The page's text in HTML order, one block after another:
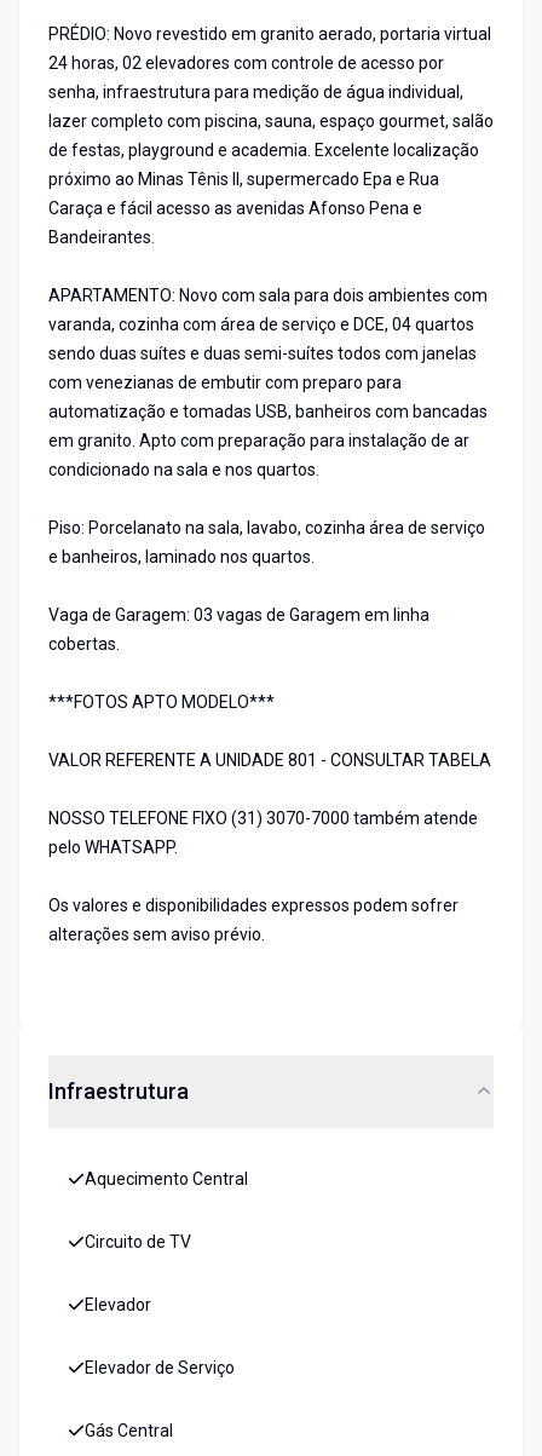
PRÉDIO: Novo revestido em granito aerado, portaria virtual
24 horas, 02 elevadores com controle de acesso por
senha, infraestrutura para medição de água individual,
lazer completo com piscina, sauna, espaço gourmet, salão
de festas, playground e academia. Excelente localização
próximo ao Minas Tênis II, supermercado Epa e Rua
Caraça e fácil acesso as avenidas Afonso Pena e
Bandeirantes.
APARTAMENTO: Novo com sala para dois ambientes com
varanda, cozinha com área de serviço e DCE, 04 quartos
sendo duas suítes e duas semi-suítes todos com janelas
com venezianas de embutir com preparo para
automatização e tomadas USB, banheiros com bancadas
em granito. Apto com preparação para instalação de ar
condicionado na sala e nos quartos.
Piso: Porcelanato na sala, lavabo, cozinha área de serviço
e banheiros, laminado nos quartos.
Vaga de Garagem: 03 vagas de Garagem em linha
cobertas.
***FOTOS APTO MODELO***
VALOR REFERENTE A UNIDADE 801 - CONSULTAR TABELA
NOSSO TELEFONE FIXO (31) 3070-7000 também atende
pelo WHATSAPP.
Os valores e disponibilidades expressos podem sofrer
alterações sem aviso prévio.
Infraestrutura
Aquecimento Central
Circuito de TV
Elevador
Elevador de Serviço
Gás Central